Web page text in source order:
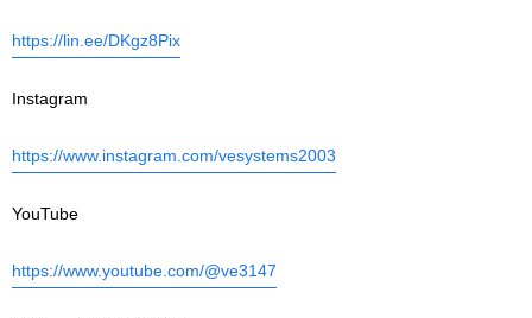
https://lin.ee/DKgz8Pix
Instagram
https://www.instagram.com/vesystems2003
YouTube
https://www.youtube.com/@ve3147